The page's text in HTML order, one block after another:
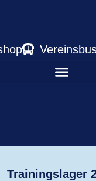
Trainingslager